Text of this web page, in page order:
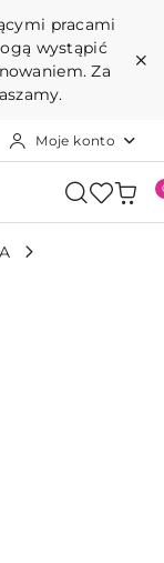
pracami
wystąpić
Za
Moje konto